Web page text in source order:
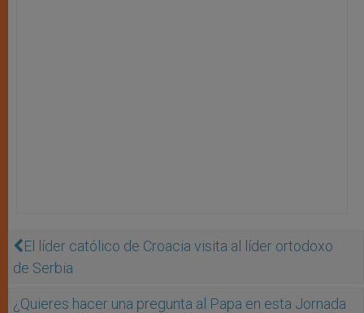
El líder católico de Croacia visita al líder ortodoxo
de Serbia
¿Quieres hacer una pregunta al Papa en esta Jornada